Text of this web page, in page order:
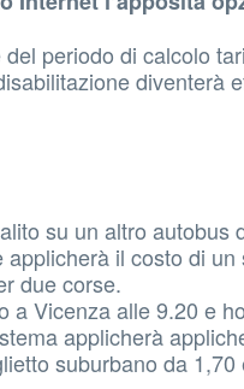
periodo di calcolo
diventerà
su un altro autobus
il costo di un
due corse.
Vicenza alle 9.20 e
applicherà
suburbano da 1,70